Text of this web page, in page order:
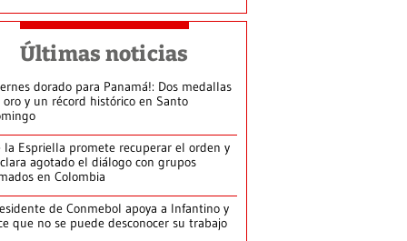
Últimas noticias
dorado para Panamá!: Dos medallas
oro y un récord histórico en Santo
la Espriella promete recuperar el orden y
agotado el diálogo con grupos
en Colombia
de Conmebol apoya a Infantino y
que no se puede desconocer su trabajo